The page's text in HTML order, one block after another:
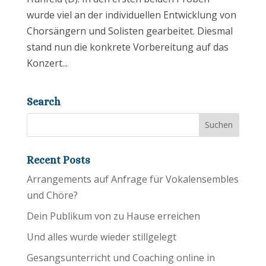
wurde viel an der individuellen Entwicklung von
Chorsängern und Solisten gearbeitet. Diesmal
stand nun die konkrete Vorbereitung auf das
Konzert...
Search
Recent Posts
Arrangements auf Anfrage für Vokalensembles
und Chöre?
Dein Publikum von zu Hause erreichen
Und alles wurde wieder stillgelegt
Gesangsunterricht und Coaching online in